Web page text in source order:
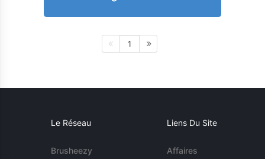
1
Le Réseau
Brusheezy
Liens Du Site
Affaires